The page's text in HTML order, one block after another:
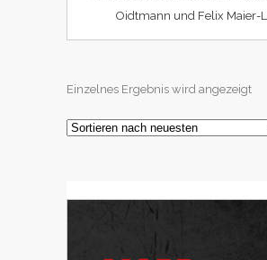
Oidtmann und Felix Maier-
Einzelnes Ergebnis wird angezeigt